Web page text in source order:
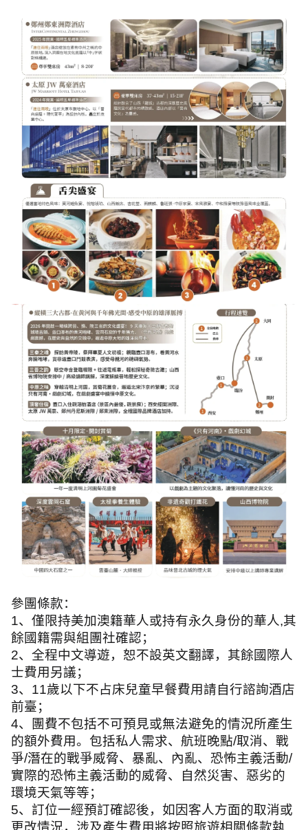
參團條款：
1、僅限持美加澳籍華人或持有永久身份的華人,其
餘國籍需與組團社確認；
2、全程中文導遊，恕不設英文翻譯，其餘國際人
士費用另議；
3、 11歲以下不占床兒童早餐費用請自行諮詢酒店
前臺；
4、團費不包括不可預見或無法避免的情況所產生
的額外費用。包括私人需求、航班晚點/取消、戰
爭/潛在的戰爭威脅、暴亂、內亂、恐怖主義活動/
實際的恐怖主義活動的威脅、自然災害、惡劣的
環境天氣等等；
5、訂位一經預訂確認後，如因客人方面的取消或
更改情況，涉及產生費用將按照旅遊相關條款執